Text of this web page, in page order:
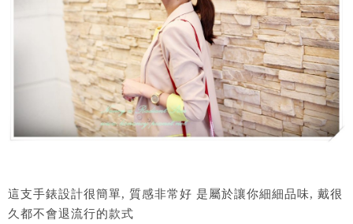
這支手錶設計很簡單, 質感非常好 是屬於讓你細細品味, 戴很
久都不會退流行的款式